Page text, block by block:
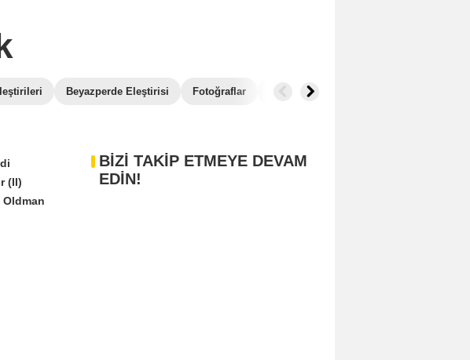
Beyazperde Eleştirisi Fotoğraflar İlginç Detaylar
(II)
Oldman
BİZİ TAKİP ETMEYE DEVAM
EDİN!